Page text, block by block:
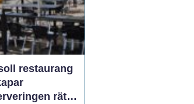
restaurang
rätt